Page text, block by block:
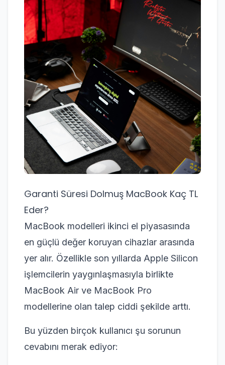
Garanti Süresi Dolmuş MacBook Kaç TL
Eder?
MacBook modelleri ikinci el piyasasında
en güçlü değer koruyan cihazlar arasında
yer alır. Özellikle son yıllarda Apple Silicon
işlemcilerin yaygınlaşmasıyla birlikte
MacBook Air ve MacBook Pro
modellerine olan talep ciddi şekilde arttı.
Bu yüzden birçok kullanıcı şu sorunun
cevabını merak ediyor: